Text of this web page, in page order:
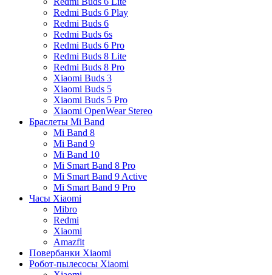
Redmi Buds 6 Play
Redmi Buds 6
Redmi Buds 6s
Redmi Buds 6 Pro
Redmi Buds 8 Lite
Redmi Buds 8 Pro
Xiaomi Buds 3
Xiaomi Buds 5
Xiaomi Buds 5 Pro
Xiaomi OpenWear Stereo
Браслеты Mi Band
Mi Band 8
Mi Band 9
Mi Band 10
Mi Smart Band 8 Pro
Mi Smart Band 9 Active
Mi Smart Band 9 Pro
Часы Xiaomi
Mibro
Redmi
Xiaomi
Amazfit
Повербанки Xiaomi
Робот-пылесосы Xiaomi